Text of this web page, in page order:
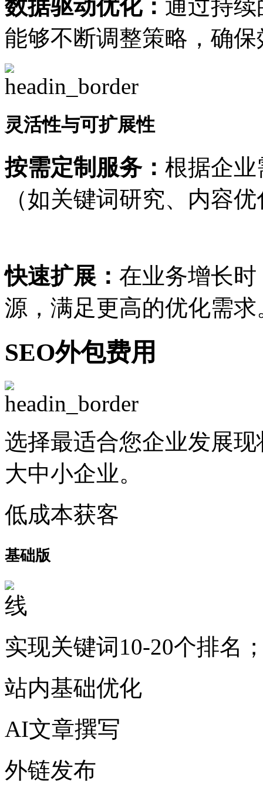
数据驱动优化： 通过持
能够不断调整策略，确
灵活性与可扩展性
按需定制服务： 根据企业
（如关键词研究、内容
快速扩展： 在业务增长
源，满足更高的优化需求
SEO外包费用
选择最适合您企业发展
大中小企业。
低成本获客
基础版
实现关键词10-20个排名
站内基础优化
AI文章撰写
外链发布